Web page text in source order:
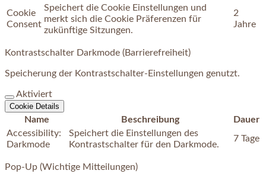
Cookie
Consent
Speichert die Cookie Einstellungen und
merkt sich die Cookie Präferenzen für
zukünftige Sitzungen.
2
Jahre
Kontrastschalter Darkmode (Barrierefreiheit)
Speicherung der Kontrastschalter-Einstellungen genutzt.
Aktiviert
Cookie Details
Name Beschreibung
Dauer
Accessibility:
Darkmode
Speichert die Einstellungen des
Kontrastschalter für den Darkmode.
7 Tage
Pop-Up (Wichtige Mitteilungen)